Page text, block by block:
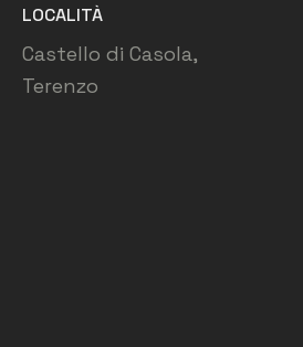
LOCALITÀ
Castello di Casola,
Terenzo